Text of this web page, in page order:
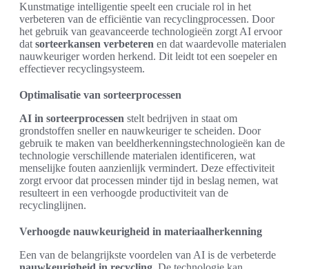
Kunstmatige intelligentie speelt een cruciale rol in het
verbeteren van de efficiëntie van recyclingprocessen. Door
het gebruik van geavanceerde technologieën zorgt AI ervoor
dat sorteerkansen verbeteren en dat waardevolle materialen
nauwkeuriger worden herkend. Dit leidt tot een soepeler en
effectiever recyclingsysteem.
Optimalisatie van sorteerprocessen
AI in sorteerprocessen stelt bedrijven in staat om
grondstoffen sneller en nauwkeuriger te scheiden. Door
gebruik te maken van beeldherkenningstechnologieën kan de
technologie verschillende materialen identificeren, wat
menselijke fouten aanzienlijk vermindert. Deze effectiviteit
zorgt ervoor dat processen minder tijd in beslag nemen, wat
resulteert in een verhoogde productiviteit van de
recyclinglijnen.
Verhoogde nauwkeurigheid in materiaalherkenning
Een van de belangrijkste voordelen van AI is de verbeterde